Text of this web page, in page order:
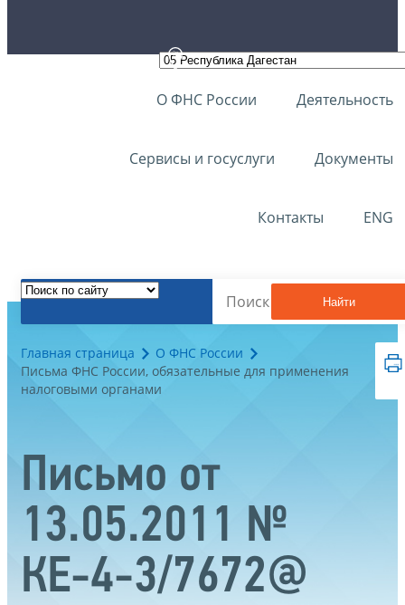
О ФНС России Деятельность
Сервисы и госуслуги Документы
Контакты ENG
Найти
Главная страница
О ФНС России
Письма ФНС России, обязательные для применения
налоговыми органами
Письмо от
13.05.2011 №
КЕ-4-3/7672@